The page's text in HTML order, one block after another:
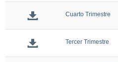
Cuarto Trimestre
Tercer Trimestre